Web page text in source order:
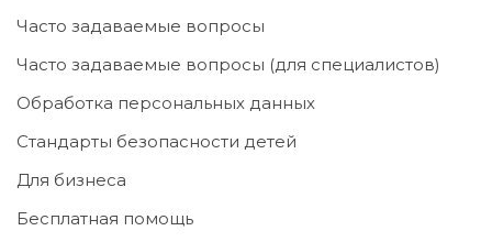
Часто задаваемые вопросы
Часто задаваемые вопросы (для специалистов)
Обработка персональных данных
Стандарты безопасности детей
Для бизнеса
Бесплатная помощь